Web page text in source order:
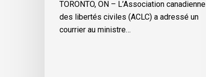
TORONTO, ON – L’Association canadienne
des libertés civiles (ACLC) a adressé un
courrier au ministre…